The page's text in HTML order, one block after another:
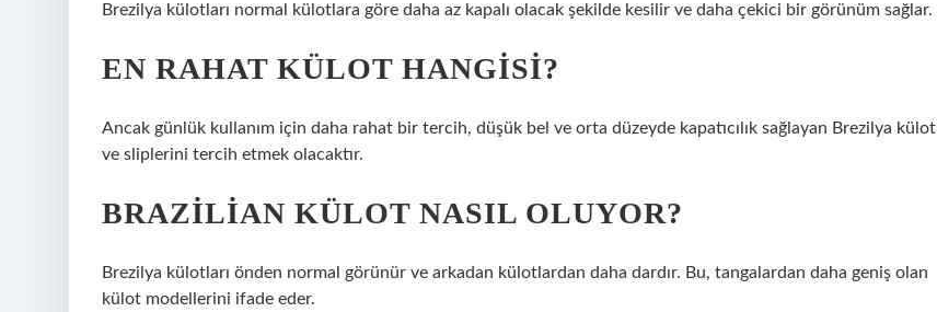
Brezilya külotları normal külotlara göre daha az kapalı olacak şekilde kesilir ve daha çekici bir görünüm sağlar.
EN RAHAT KÜLOT HANGISI?
Ancak günlük kullanım için daha rahat bir tercih, düşük bel ve orta düzeyde kapatıcılık sağlayan Brezilya külot
ve sliplerini tercih etmek olacaktır.
BRAZILIAN KÜLOT NASIL OLUYOR?
Brezilya külotları önden normal görünür ve arkadan külotlardan daha dardır. Bu, tangalardan daha geniş olan
külot modellerini ifade eder.